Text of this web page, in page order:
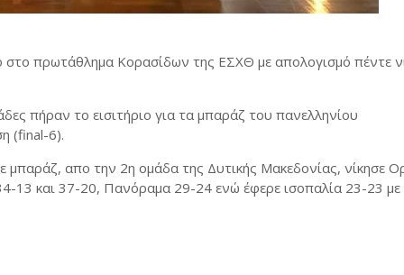
πρωτάθλημα Κορασίδων της ΕΣΧΘ με απολογισμό πέντε
πήραν το εισιτήριο για τα μπαράζ του πανελληνίου
(final-6).
μπαράζ, απο την 2η ομάδα της Δυτικής Μακεδονίας, νίκησε
13 και 37-20, Πανόραμα 29-24 ενώ έφερε ισοπαλία 23-23 με